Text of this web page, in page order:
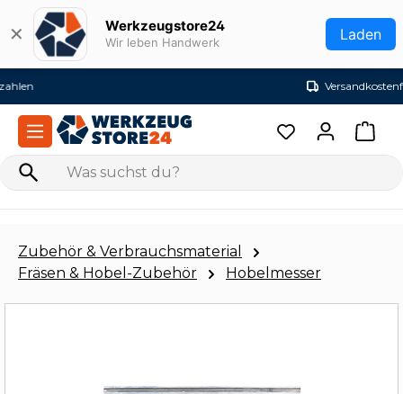
Zum Hauptinhalt springen
✕ Werkzeugstore24
Wir leben Handwerk Laden
Zubehör & Verbrauchsmaterial
Fräsen & Hobel-Zubehör
Hobelmesser